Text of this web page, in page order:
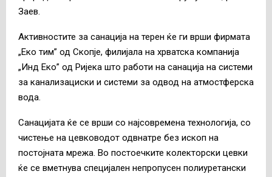
Заев.
Активностите за санација на терен ќе ги врши фирмата
„Еко тим” од Скопје, филијала на хрватска компанија
„Инд Еко” од Ријека што работи на санација на системи
за канализациски и системи за одвод на атмостферска
вода.
Санацијата ќе се врши со најсовремена технологија, со
чистење на цевководот одвнатре без ископ на
постојната мрежа. Во постоечките колекторски цевки
ќе се вметнува специјален непропусен полиуретански